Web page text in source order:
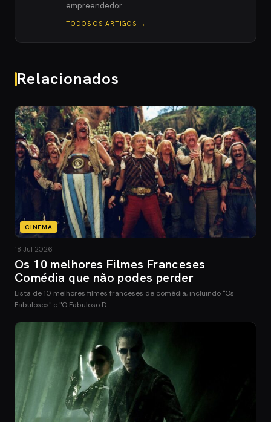
empreendedor.
TODOS OS ARTIGOS →
Relacionados
CINEMA
18 Jul 2026
Os 10 melhores Filmes Franceses
Comédia que não podes perder
Lista de 10 melhores filmes franceses de comédia, incluindo "Os
Fabulosos" e "O Fabuloso D…